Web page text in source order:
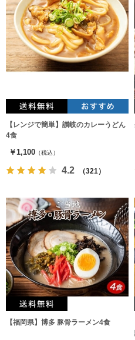
【レンジで簡単】讃岐のカレーうどん
4食
￥1,100 （税込）
4.2 （321）
【福岡県】博多 豚骨ラーメン4食